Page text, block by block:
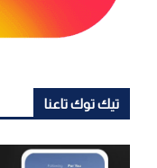
تيك توك تاعنا